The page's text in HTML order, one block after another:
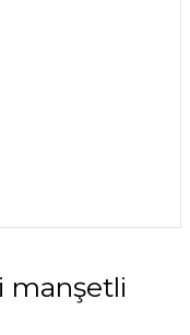
manşetli